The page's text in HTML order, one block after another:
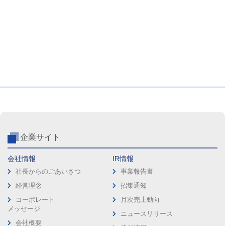
企業サイト
会社情報
社長からのごあいさつ
経営理念
コーポレート
メッセージ
会社概要
IR情報
事業報告書
招集通知
月次売上動向
ニュースリリース